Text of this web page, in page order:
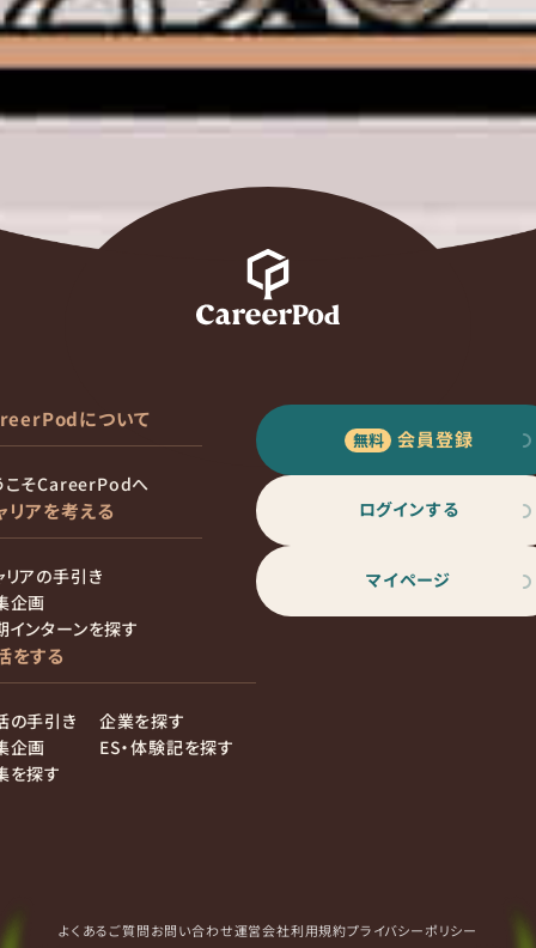
について
こそCareerPodへ
リアを考える
リアの手引き
企画
インターンを探す
をする
の手引き
企画
を探す
企業を探す
ES・体験記を探す
会員登録
ログインする
マイページ
よくあるご質問お問い合わせ運営会社利用規約プライバシーポリシー